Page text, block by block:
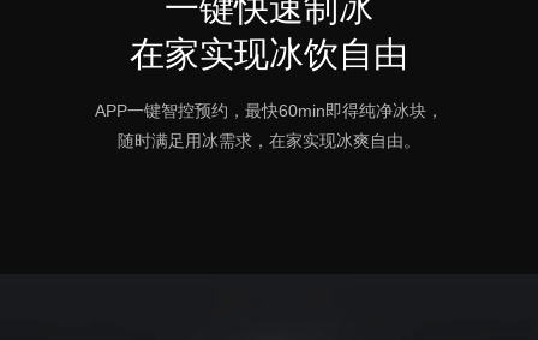
一键快速制冰
在家实现冰饮自由
APP一键智控预约，最快60min即得纯净冰块，
随时满足用冰需求，在家实现冰爽自由。